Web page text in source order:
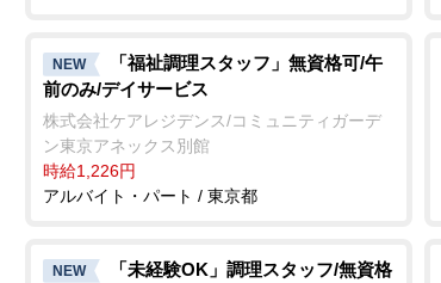
NEW
「福祉調理スタッフ」無資格可/午
前のみ/デイサービス
株式会社ケアレジデンス/コミュニティガーデ
ン東京アネックス別館
時給1,226円
アルバイト・パート / 東京都
NEW
「未経験OK」調理スタッフ/無資格